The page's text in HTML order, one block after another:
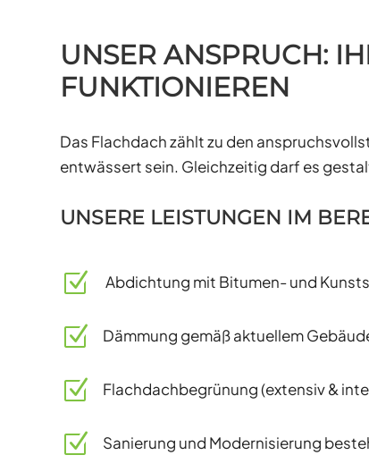
UNSER ANSPRUCH:
FUNKTIONIEREN
Das Flachdach zählt zu den
entwässert sein. Gleichzeitig darf es
UNSERE LEISTUNGEN IM
Z Abdichtung mit Bitumen- und
Z Dämmung gemäß aktuellem
Z Flachdachbegrünung (extensiv &
Z Sanierung und Modernisierung